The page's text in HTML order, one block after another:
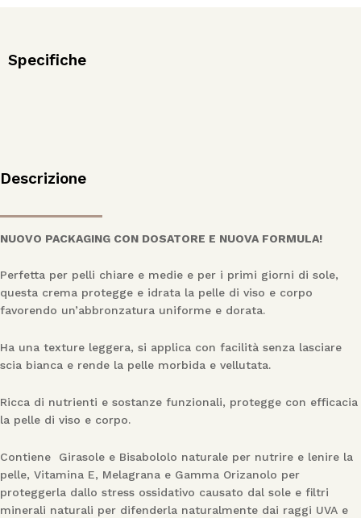
Specifiche
Descrizione
NUOVO PACKAGING CON DOSATORE E NUOVA FORMULA!
Perfetta per pelli chiare e medie e per i primi giorni di sole,
questa crema protegge e idrata la pelle di viso e corpo
favorendo un’abbronzatura uniforme e dorata.
Ha una texture leggera, si applica con facilità senza lasciare
scia bianca e rende la pelle morbida e vellutata.
Ricca di nutrienti e sostanze funzionali, protegge con efficacia
la pelle di viso e corpo.
Contiene Girasole e Bisabololo naturale per nutrire e lenire la
pelle, Vitamina E, Melagrana e Gamma Orizanolo per
proteggerla dallo stress ossidativo causato dal sole e filtri
minerali naturali per difenderla naturalmente dai raggi UVA e